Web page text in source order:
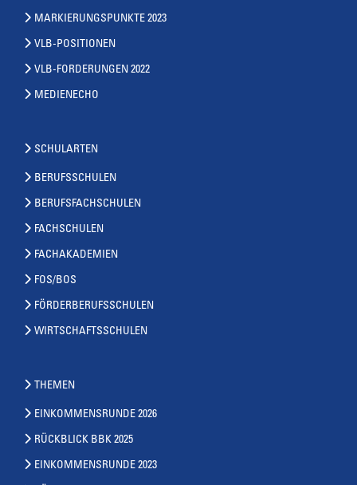
MARKIERUNGSPUNKTE 2023
VLB-POSITIONEN
VLB-FORDERUNGEN 2022
MEDIENECHO
SCHULARTEN
BERUFSSCHULEN
BERUFSFACHSCHULEN
FACHSCHULEN
FACHAKADEMIEN
FOS/BOS
FÖRDERBERUFSSCHULEN
WIRTSCHAFTSSCHULEN
THEMEN
EINKOMMENSRUNDE 2026
RÜCKBLICK BBK 2025
EINKOMMENSRUNDE 2023